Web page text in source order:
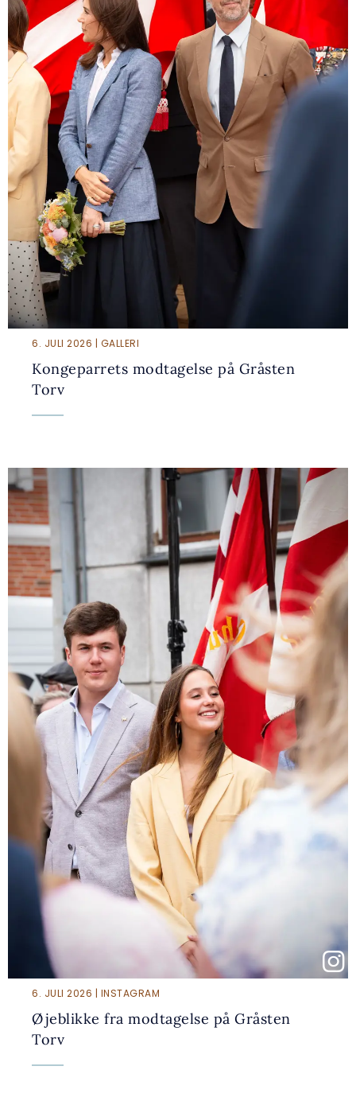
6. JULI 2026 | GALLERI
Kongeparrets modtagelse på Gråsten
Torv
6. JULI 2026 | INSTAGRAM
Øjeblikke fra modtagelse på Gråsten
Torv